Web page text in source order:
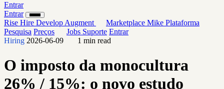
Entrar
Entrar
Rise Hire Develop Augment Marketplace Mike Plataforma
Pesquisa Preços Jobs Suporte Entrar
Hiring 2026-06-09 1 min read
O imposto da monocultura
26% / 15%: o novo estudo